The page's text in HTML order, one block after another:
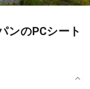
ンのPCシート